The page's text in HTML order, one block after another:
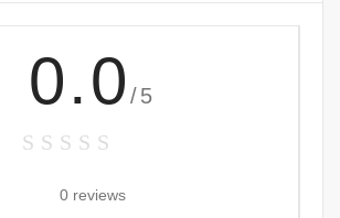
0.0 /5
0 reviews